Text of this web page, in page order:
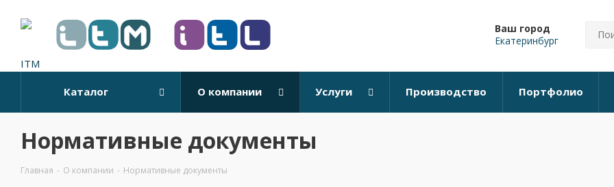
Ваш город
Екатеринбург
Каталог О компании Услуги Производство Портфолио
Нормативные документы
Главная - О компании - Нормативные документы